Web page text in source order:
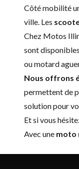
Côté mobilité
ville. Les
Chez Motos
sont
ou motard
Nous offrons
permettent de
solution pour
Et si vous
Avec une moto